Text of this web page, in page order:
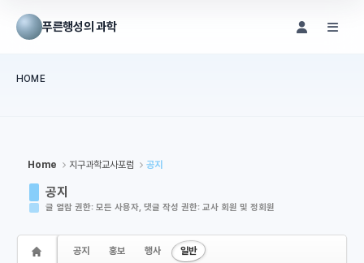
푸른행성의 과학
HOME
Home 지구과학교사포럼 공지
공지
글 열람 권한: 모든 사용자, 댓글 작성 권한: 교사 회원 및 정회원
공지 홍보 행사 일반